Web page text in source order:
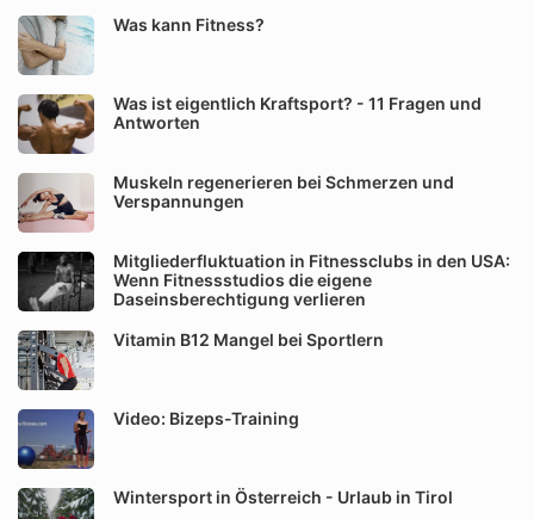
Was kann Fitness?
Was ist eigentlich Kraftsport? - 11 Fragen und
Antworten
Muskeln regenerieren bei Schmerzen und
Verspannungen
Mitgliederfluktuation in Fitnessclubs in den USA:
Wenn Fitnessstudios die eigene
Daseinsberechtigung verlieren
Vitamin B12 Mangel bei Sportlern
Video: Bizeps-Training
Wintersport in Österreich - Urlaub in Tirol